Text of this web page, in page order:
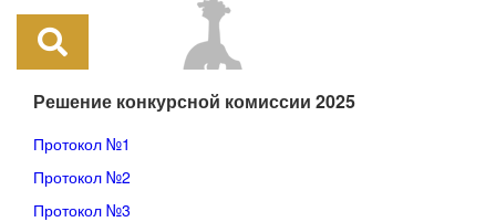
Решение конкурсной комиссии 2025
Протокол №1
Протокол №2
Протокол №3